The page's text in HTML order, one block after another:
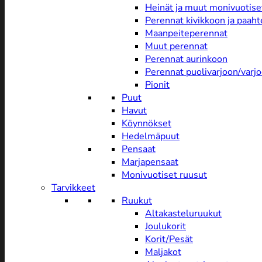
Heinät ja muut
Perennat kivikkoon ja
Maanpeiteperennat
Muut perennat
Perennat aurinkoon
Perennat puolivarjoon/
Pionit
Puut
Havut
Köynnökset
Hedelmäpuut
Pensaat
Marjapensaat
Monivuotiset ruusut
Tarvikkeet
Ruukut
Altakasteluruukut
Joulukorit
Korit/Pesät
Maljakot